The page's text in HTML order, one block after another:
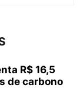
R$ 16,5
de carbono